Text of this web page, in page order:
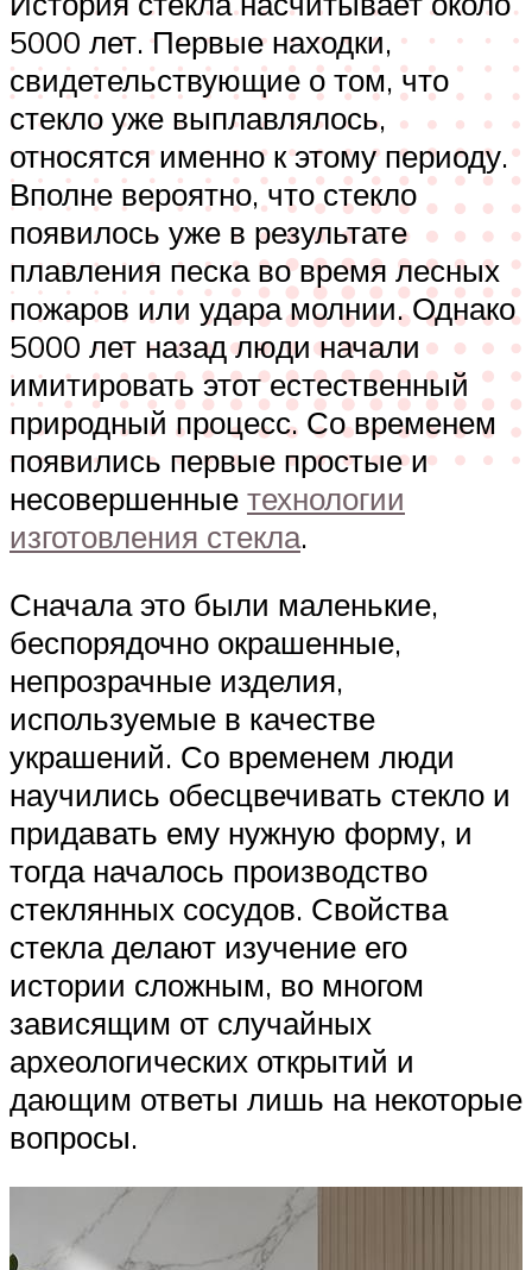
5000 лет. Первые находки,
свидетельствующие о том, что
стекло уже выплавлялось,
относятся именно к этому периоду.
Вполне вероятно, что стекло
появилось уже в результате
плавления песка во время лесных
пожаров или удара молнии. Однако
5000 лет назад люди начали
имитировать этот естественный
природный процесс. Со временем
появились первые простые и
несовершенные технологии
изготовления стекла.
Сначала это были маленькие,
беспорядочно окрашенные,
непрозрачные изделия,
используемые в качестве
украшений. Со временем люди
научились обесцвечивать стекло и
придавать ему нужную форму, и
тогда началось производство
стеклянных сосудов. Свойства
стекла делают изучение его
истории сложным, во многом
зависящим от случайных
археологических открытий и
дающим ответы лишь на некоторые
вопросы.